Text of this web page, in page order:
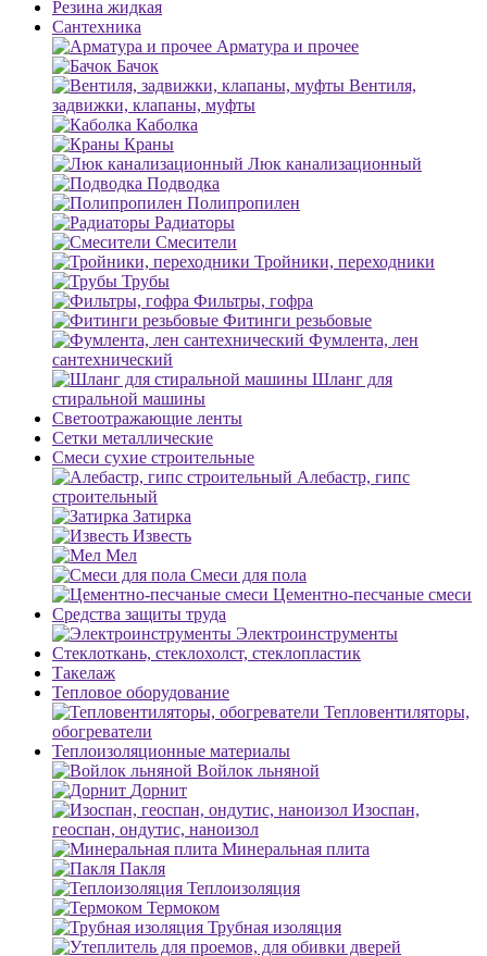
Резина жидкая
Сантехника
Арматура и прочее
Бачок
Вентиля,
задвижки, клапаны, муфты
Каболка
Краны
Люк канализационный
Подводка
Полипропилен
Радиаторы
Смесители
Тройники, переходники
Трубы
Фильтры, гофра
Фитинги резьбовые
Фумлента, лен
сантехнический
Шланг для
стиральной машины
Светоотражающие ленты
Сетки металлические
Смеси сухие строительные
Алебастр, гипс
строительный
Затирка
Известь
Мел
Смеси для пола
Цементно-песчаные смеси
Средства защиты труда
Электроинструменты
Стеклоткань, стеклохолст, стеклопластик
Такелаж
Тепловое оборудование
Тепловентиляторы,
обогреватели
Теплоизоляционные материалы
Войлок льняной
Дорнит
Изоспан,
геоспан, ондутис, наноизол
Минеральная плита
Пакля
Теплоизоляция
Термоком
Трубная изоляция